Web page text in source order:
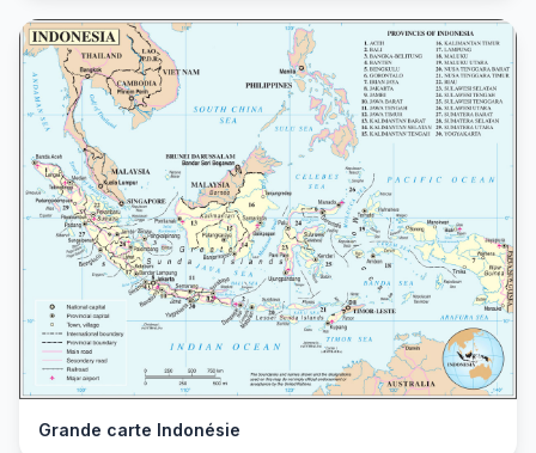
Grande carte Indonésie